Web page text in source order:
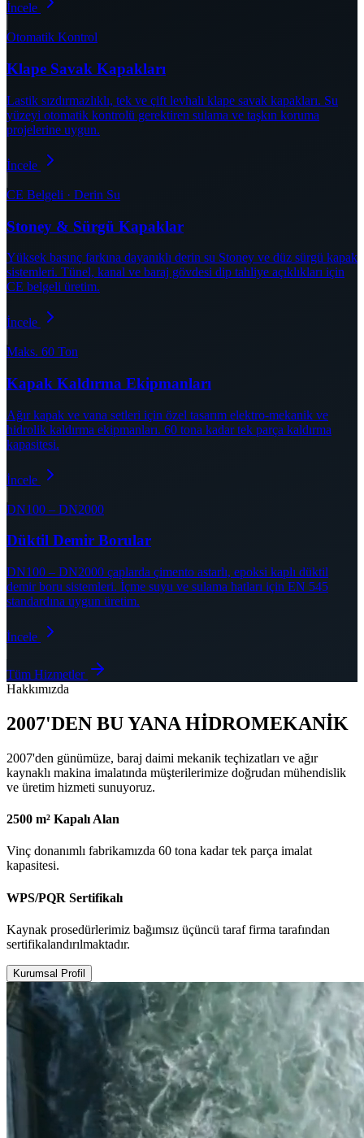
İncele
Otomatik Kontrol
Klape Savak Kapakları
Lastik sızdırmazlıklı, tek ve çift levhalı klape savak kapakları. Su
yüzeyi otomatik kontrolü gerektiren sulama ve taşkın koruma
projelerine uygun.
İncele
CE Belgeli · Derin Su
Stoney & Sürgü Kapaklar
Yüksek basınç farkına dayanıklı derin su Stoney ve düz sürgü kapak
sistemleri. Tünel, kanal ve baraj gövdesi dip tahliye açıklıkları için
CE belgeli üretim.
İncele
Maks. 60 Ton
Kapak Kaldırma Ekipmanları
Ağır kapak ve vana setleri için özel tasarım elektro-mekanik ve
hidrolik kaldırma ekipmanları. 60 tona kadar tek parça kaldırma
kapasitesi.
İncele
DN100 – DN2000
Düktil Demir Borular
DN100 – DN2000 çaplarda çimento astarlı, epoksi kaplı düktil
demir boru sistemleri. İçme suyu ve sulama hatları için EN 545
standardına uygun üretim.
İncele
Tüm Hizmetler
Hakkımızda
2007'DEN BU YANA HİDROMEKANİK
2007'den günümüze, baraj daimi mekanik teçhizatları ve ağır
kaynaklı makina imalatında müşterilerimize doğrudan mühendislik
ve üretim hizmeti sunuyoruz.
2500 m² Kapalı Alan
Vinç donanımlı fabrikamızda 60 tona kadar tek parça imalat
kapasitesi.
WPS/PQR Sertifikalı
Kaynak prosedürlerimiz bağımsız üçüncü taraf firma tarafından
sertifikalandırılmaktadır.
Kurumsal Profil